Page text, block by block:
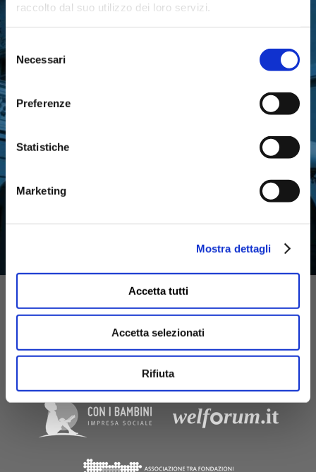
raccolto dal suo utilizzo dei loro servizi.
del
consenso
Necessari
Preferenze
Statistiche
Marketing
Mostra dettagli
Accetta tutti
Accetta selezionati
Rifiuta
Iscriviti gratuitamente alla nostra newsletter
ATTIVITÀ